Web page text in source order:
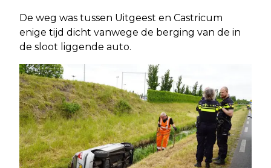
De weg was tussen Uitgeest en Castricum
enige tijd dicht vanwege de berging van de in
de sloot liggende auto.